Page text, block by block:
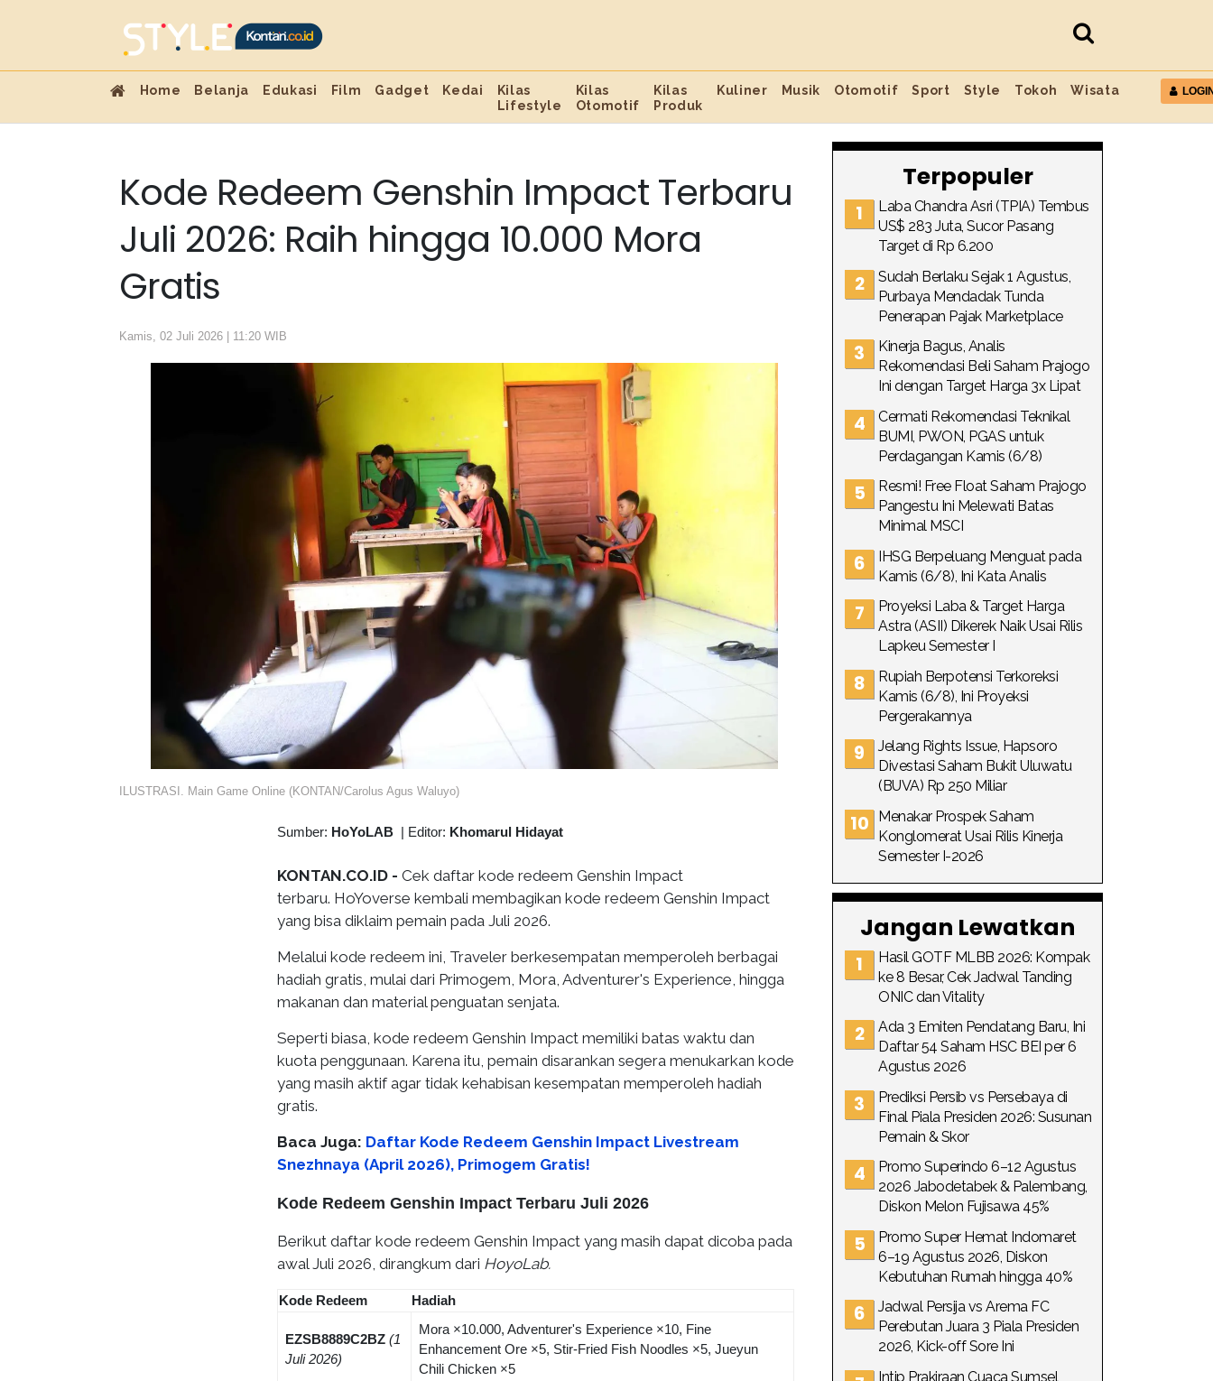
Home Belanja Edukasi Film Gadget Kedai
Kilas
Lifestyle
Kilas
Otomotif
Kilas
Produk
Kuliner Musik Otomotif Sport Style Tokoh Wisata
Kode Redeem Genshin Impact Terbaru
Juli 2026: Raih hingga 10.000 Mora
Gratis
Kamis, 02 Juli 2026 | 11:20 WIB
ILUSTRASI. Main Game Online (KONTAN/Carolus Agus Waluyo)
Sumber: HoYoLAB | Editor: Khomarul Hidayat
KONTAN.CO.ID - Cek daftar kode redeem Genshin Impact
terbaru. HoYoverse kembali membagikan kode redeem Genshin Impact
yang bisa diklaim pemain pada Juli 2026.
Melalui kode redeem ini, Traveler berkesempatan memperoleh berbagai
hadiah gratis, mulai dari Primogem, Mora, Adventurer's Experience, hingga
makanan dan material penguatan senjata.
Seperti biasa, kode redeem Genshin Impact memiliki batas waktu dan
kuota penggunaan. Karena itu, pemain disarankan segera menukarkan kode
yang masih aktif agar tidak kehabisan kesempatan memperoleh hadiah
gratis.
Baca Juga: Daftar Kode Redeem Genshin Impact Livestream
Snezhnaya (April 2026), Primogem Gratis!
Kode Redeem Genshin Impact Terbaru Juli 2026
Berikut daftar kode redeem Genshin Impact yang masih dapat dicoba pada
awal Juli 2026, dirangkum dari HoyoLab.
Kode Redeem Hadiah
EZSB8889C2BZ (1
Juli 2026)
Mora ×10.000, Adventurer's Experience ×10, Fine
Enhancement Ore ×5, Stir-Fried Fish Noodles ×5, Jueyun
Chili Chicken ×5
Terpopuler
Laba Chandra Asri (TPIA) Tembus
US$ 283 Juta, Sucor Pasang
Target di Rp 6.200
Sudah Berlaku Sejak 1 Agustus,
Purbaya Mendadak Tunda
Penerapan Pajak Marketplace
Kinerja Bagus, Analis
Rekomendasi Beli Saham Prajogo
Ini dengan Target Harga 3x Lipat
Cermati Rekomendasi Teknikal
BUMI, PWON, PGAS untuk
Perdagangan Kamis (6/8)
Resmi! Free Float Saham Prajogo
Pangestu Ini Melewati Batas
Minimal MSCI
IHSG Berpeluang Menguat pada
Kamis (6/8), Ini Kata Analis
Proyeksi Laba & Target Harga
Astra (ASII) Dikerek Naik Usai Rilis
Lapkeu Semester I
Rupiah Berpotensi Terkoreksi
Kamis (6/8), Ini Proyeksi
Pergerakannya
Jelang Rights Issue, Hapsoro
Divestasi Saham Bukit Uluwatu
(BUVA) Rp 250 Miliar
Menakar Prospek Saham
Konglomerat Usai Rilis Kinerja
Semester I-2026
Jangan Lewatkan
Hasil GOTF MLBB 2026: Kompak
ke 8 Besar, Cek Jadwal Tanding
ONIC dan Vitality
Ada 3 Emiten Pendatang Baru, Ini
Daftar 54 Saham HSC BEI per 6
Agustus 2026
Prediksi Persib vs Persebaya di
Final Piala Presiden 2026: Susunan
Pemain & Skor
Promo Superindo 6–12 Agustus
2026 Jabodetabek & Palembang,
Diskon Melon Fujisawa 45%
Promo Super Hemat Indomaret
6–19 Agustus 2026, Diskon
Kebutuhan Rumah hingga 40%
Jadwal Persija vs Arema FC
Perebutan Juara 3 Piala Presiden
2026, Kick-off Sore Ini
Intip Prakiraan Cuaca Sumsel